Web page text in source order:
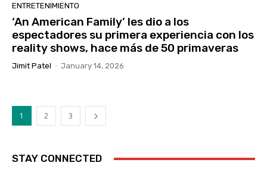
ENTRETENIMIENTO
‘An American Family’ les dio a los
espectadores su primera experiencia con los
reality shows, hace más de 50 primaveras
Jimit Patel - January 14, 2026
1 2 3
STAY CONNECTED